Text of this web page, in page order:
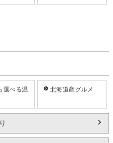
選べる温
北海道産グルメ